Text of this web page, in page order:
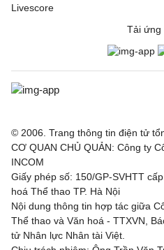
Livescore
Tải ứng
© 2006. Trang thông tin điện tử
CƠ QUAN CHỦ QUẢN: Công ty
INCOM
Giấy phép số: 150/GP-SVHTT
hoá Thể thao TP. Hà Nội
Nội dung thông tin hợp tác giữa
Thể thao và Văn hoá - TTXVN,
tử Nhân lực Nhân tài Việt.